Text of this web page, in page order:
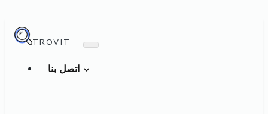
TROVIT